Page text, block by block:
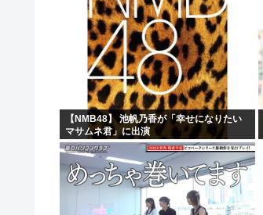
【NMB48】 池帆乃香が「幸せになりたい
マサムネ君」に出演